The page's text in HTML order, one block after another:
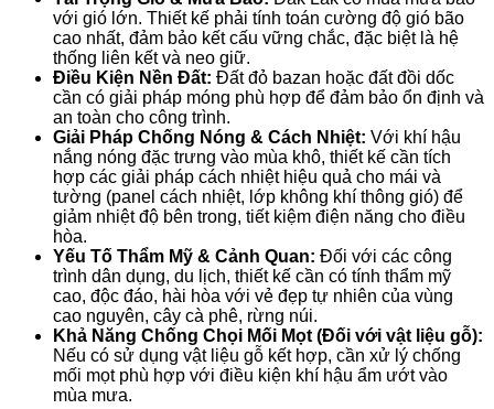
với gió lớn. Thiết kế phải tính toán cường độ gió bão
cao nhất, đảm bảo kết cấu vững chắc, đặc biệt là hệ
thống liên kết và neo giữ.
Điều Kiện Nền Đất: Đất đỏ bazan hoặc đất đồi dốc
cần có giải pháp móng phù hợp để đảm bảo ổn định và
an toàn cho công trình.
Giải Pháp Chống Nóng & Cách Nhiệt: Với khí hậu
nắng nóng đặc trưng vào mùa khô, thiết kế cần tích
hợp các giải pháp cách nhiệt hiệu quả cho mái và
tường (panel cách nhiệt, lớp không khí thông gió) để
giảm nhiệt độ bên trong, tiết kiệm điện năng cho điều
hòa.
Yếu Tố Thẩm Mỹ & Cảnh Quan: Đối với các công
trình dân dụng, du lịch, thiết kế cần có tính thẩm mỹ
cao, độc đáo, hài hòa với vẻ đẹp tự nhiên của vùng
cao nguyên, cây cà phê, rừng núi.
Khả Năng Chống Chọi Mối Mọt (Đối với vật liệu gỗ):
Nếu có sử dụng vật liệu gỗ kết hợp, cần xử lý chống
mối mọt phù hợp với điều kiện khí hậu ẩm ướt vào
mùa mưa.